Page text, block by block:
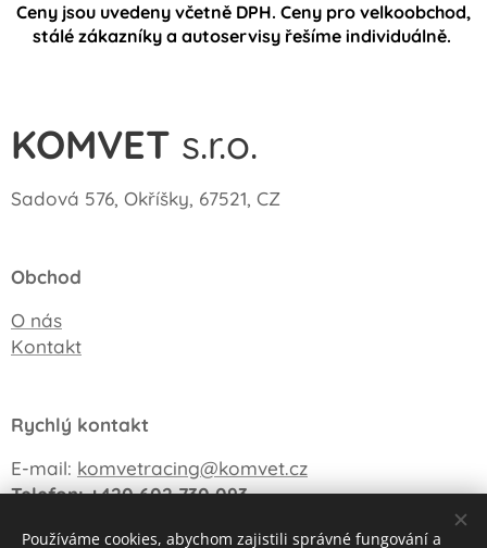
Ceny jsou uvedeny včetně DPH. Ceny pro velkoobchod,
stálé zákazníky a autoservisy řešíme individuálně.
KOMVET s.r.o.
Sadová 576, Okříšky, 67521, CZ
Obchod
O nás
Kontakt
Rychlý kontakt
E-mail: komvetracing@komvet.cz
Telefon: +420 602 730 093
Používáme cookies, abychom zajistili správné fungování a